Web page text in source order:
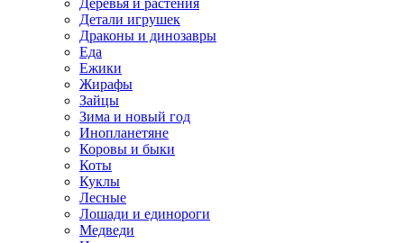
Деревья и растения
Детали игрушек
Драконы и динозавры
Еда
Ежики
Жирафы
Зайцы
Зима и новый год
Инопланетяне
Коровы и быки
Коты
Куклы
Лесные
Лошади и единороги
Медведи